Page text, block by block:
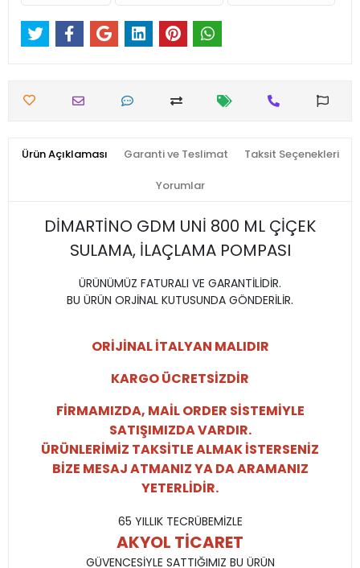
Ürün Açıklaması Garanti ve Teslimat Taksit Seçenekleri
Yorumlar
DİMARTİNO GDM UNİ 800 ML ÇİÇEK
SULAMA, İLAÇLAMAPOMPASI
ÜRÜNÜMÜZ FATURALI VE GARANTİLİDİR.
BU ÜRÜN ORJİNAL KUTUSUNDA GÖNDERİLİR.
ORİJİNAL İTALYAN MALIDIR
KARGO ÜCRETSİZDİR
FİRMAMIZDA, MAİL ORDER SİSTEMİYLE
SATIŞIMIZDA VARDIR.
ÜRÜNLERİMİZ TAKSİTLE ALMAK İSTERSENİZ
BİZE MESAJ ATMANIZ YA DA ARAMANIZ
YETERLİDİR.
65 YILLIK TECRÜBEMİZLE
AKYOL TİCARET
GÜVENCESİYLE SATTIĞIMIZ BU ÜRÜN